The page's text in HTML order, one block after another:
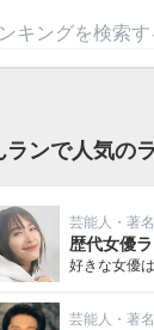
ランで人気の
芸能人・著
歴代女優
好きな女優
芸能人・著